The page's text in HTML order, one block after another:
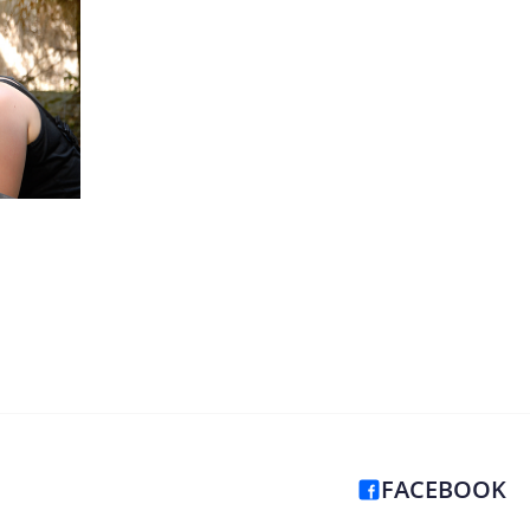
FACEBOOK